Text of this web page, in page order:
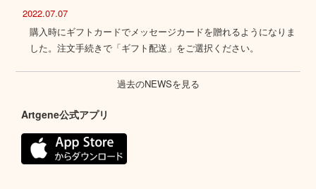
2022.07.07
購入時にギフトカードでメッセージカードを贈れるようになりま
した。注文手続きで「ギフト配送」をご選択ください。
過去のNEWSを見る
Artgene公式アプリ